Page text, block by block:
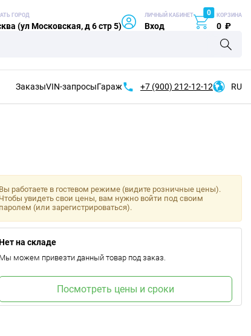
ГОРОД
(ул Московская, д 6 стр 5)
ЛИЧНЫЙ КАБИНЕТ
Вход
0 КОРЗИНА
0 ₽
ЗаказыVIN-запросыГараж +7 (900) 212-12-12 RU
Вы работаете в гостевом режиме (видите розничные цены).
Чтобы увидеть свои цены, вам нужно войти под своим
паролем (или зарегистрироваться).
на складе
Мы можем привезти данный товар под заказ.
Посмотреть цены и сроки